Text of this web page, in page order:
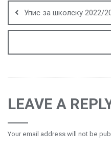
navigation
Упис за школску 2022/
LEAVE A
Your email address will not be